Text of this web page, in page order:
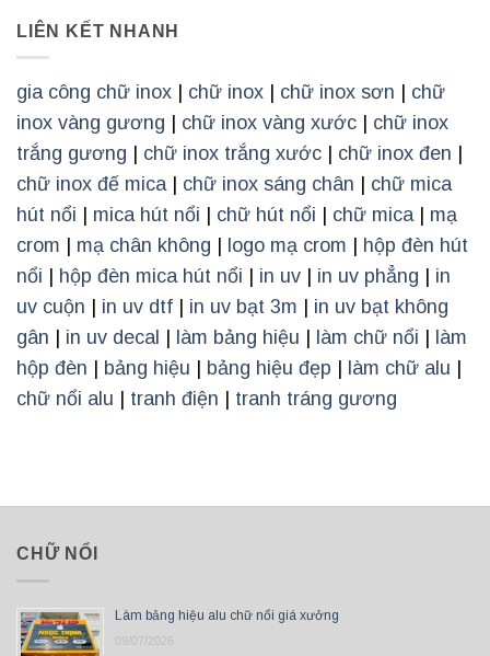
LIÊN KẾT NHANH
gia công chữ inox chữ inox chữ inox sơn
chữ
inox vàng gương
chữ inox vàng xước
chữ inox
trắng gương
chữ inox trắng xước chữ inox đen
chữ inox đế mica| chữ inox sáng chân
chữ mica
hút nổi
mica hút nổi chữ hút nổi chữ mica| mạ
crom
mạ chân không logo mạ crom
hộp đèn hút
nổi
hộp đèn mica hút nổi in uv in uv phẳng
in
uv cuộn
in uv dtf in uv bạt 3m
in uv bạt không
gân
in uv decal làm bảng hiệu làm chữ nổi
làm
hộp đèn
bảng hiệu bảng hiệu đẹp làm chữ alu
chữ nổi alu
tranh điện tranh tráng gương
CHỮ NỔI
Làm bảng hiệu alu chữ nổi giá xưởng
09/07/2026